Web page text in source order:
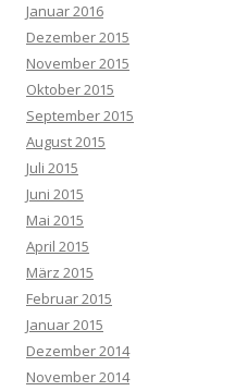
Januar 2016
Dezember 2015
November 2015
Oktober 2015
September 2015
August 2015
Juli 2015
Juni 2015
Mai 2015
April 2015
März 2015
Februar 2015
Januar 2015
Dezember 2014
November 2014